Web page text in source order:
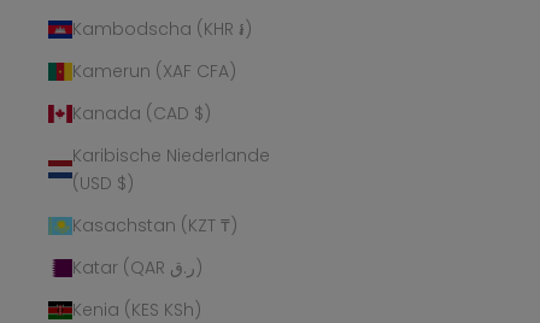
Kambodscha (KHR ៛)
Kamerun (XAF CFA)
Kanada (CAD $)
Karibische Niederlande
(USD $)
Kasachstan (KZT ₸)
Katar (QAR ر.ق)
Kenia (KES KSh)